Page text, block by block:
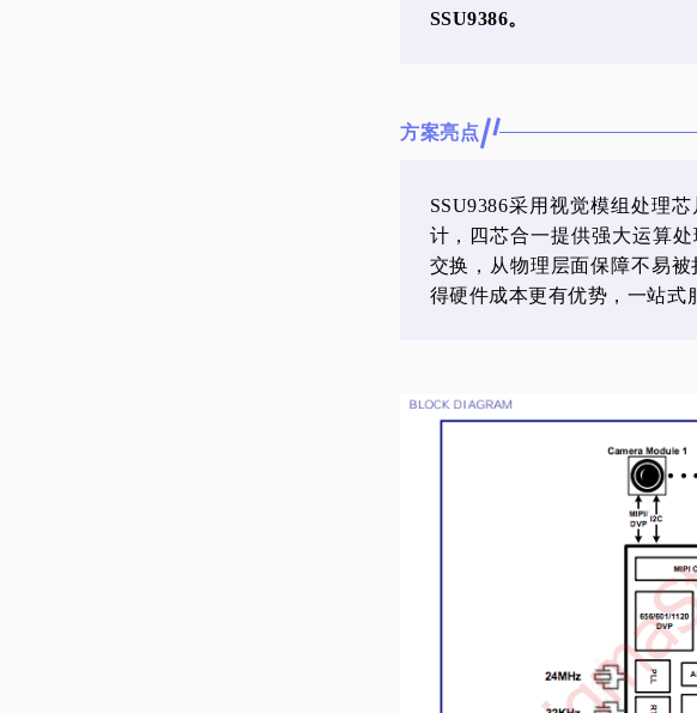
SSU9386。
方案亮点
SSU9386采用视觉模组处理
计，四芯合一提供强大运算
交换，从物理层面保障不易
得硬件成本更有优势，一站式